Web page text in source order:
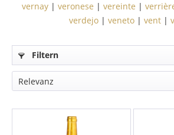
vernay| veronese | vereinte |
verdejo| veneto| vent|
Filtern